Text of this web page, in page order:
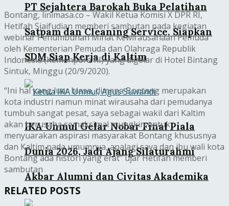
PT Sejahtera Barokah Buka Pelatihan
Satpam dan Cleaning Service, Siapkan
SDM Siap Kerja di Kaltim
IKA Unmul Gelar Nobar Final Piala
Dunia 2026, Jadi Ajang Silaturahmi
Akbar Alumni dan Civitas Akademika
Bontang, linimasa.co – Wakil Ketua Komisi X DPR RI,
Hetifah Sjaifudian memberi sambutan pada kegiatan
webinar Penumbuhan Minat Kewirausahaan Pemuda
oleh Kementerian Pemuda dan Olahraga Republik
Indonesia (Kemenpora RI) yang digelar di Hotel Bintang
Sintuk, Minggu (20/9/2020).
“Ini hal yang luar biasa, dimana Bontang merupakan
kota industri namun minat wirausaha dari pemudanya
tumbuh sangat pesat, saya sebagai wakil dari Kaltim
akan berusaha semaksimal mungkin untuk
menyuarakan aspirasi masyarakat Bontang khususnya
dan Kaltim pada umumnya, apalagi saya dan ibu wali kota
Bontang ada histori yang erat” ujar Hetifah memberi
sambutan
RELATED POSTS